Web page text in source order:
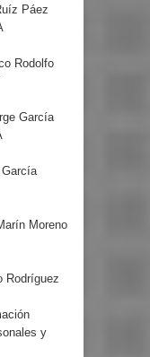
Páez
Rodolfo
García
Moreno
Rodríguez
y